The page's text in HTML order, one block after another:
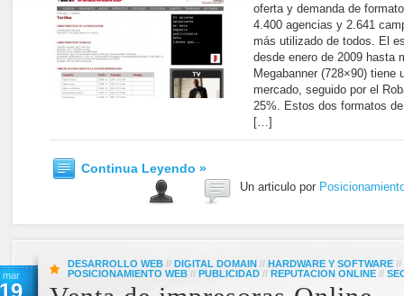
oferta y demanda de
4.400 agencias y 2.641
más utilizado de todos. El
desde enero de 2009 hasta
Megabanner (728×90) tiene
mercado, seguido por el
25%. Estos dos formatos
[…]
Continua Leyendo »
Un articulo por
mar
19
DESARROLLO WEB // DIGITAL DOMAIN // HARDWARE Y SOFTWARE //
POSICIONAMIENTO WEB // PUBLICIDAD // REPUTACION ONLINE //